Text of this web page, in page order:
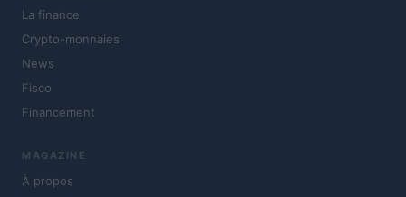
La finance
Crypto-monnaies
News
Fisco
Financement
MAGAZINE
À propos